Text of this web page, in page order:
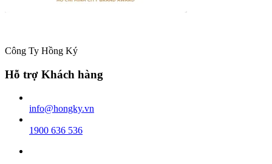
Công Ty Hồng Ký
Hỗ trợ Khách hàng
info@hongky.vn
1900 636 536